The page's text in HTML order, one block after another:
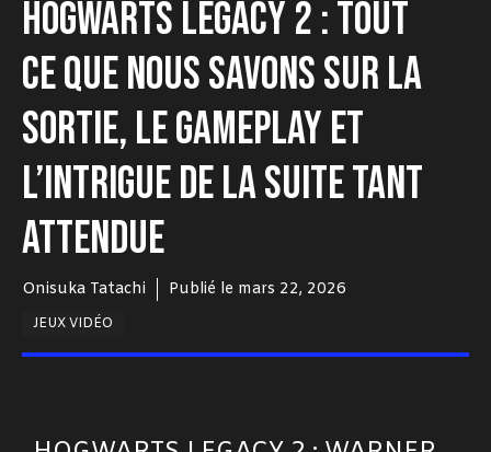
HOGWARTS LEGACY 2 : TOUT
CE QUE NOUS SAVONS SUR LA
SORTIE, LE GAMEPLAY ET
L’INTRIGUE DE LA SUITE TANT
ATTENDUE
Onisuka Tatachi Publié le mars 22, 2026
JEUX VIDÉO